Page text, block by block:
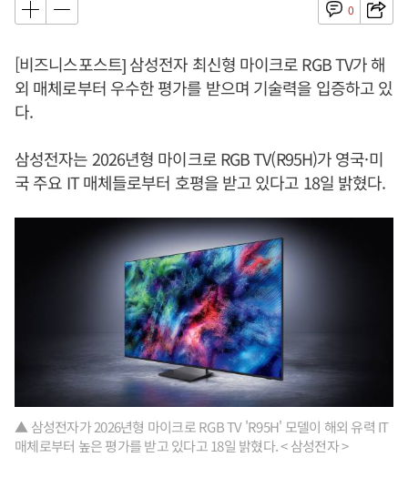
0
[비즈니스포스트] 삼성전자 최신형 마이크로 RGB TV가 해
외 매체로부터 우수한 평가를 받으며 기술력을 입증하고 있
다.
삼성전자는 2026년형 마이크로 RGB TV(R95H)가 영국·미
국 주요 IT 매체들로부터 호평을 받고 있다고 18일 밝혔다.
▲ 삼성전자가 2026년형 마이크로 RGB TV 'R95H' 모델이 해외 유력 IT
매체로부터 높은 평가를 받고 있다고 18일 밝혔다. < 삼성전자 >